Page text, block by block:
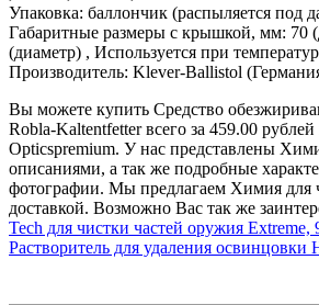
Упаковка: баллончик (распыляется под
Габаритные размеры с крышкой, мм: 70
(диаметр) , Используется при
Производитель: Klever-Ballistol
Вы можете купить Средство
Robla-Kaltentfetter всего за 459.00
Opticspremium. У нас представлены
описаниями, а так же подробные
фотографии. Мы предлагаем Химия для
доставкой. Возможно Вас так же
Tech для чистки частей оружия Extreme,
Растворитель для удаления освинцовки